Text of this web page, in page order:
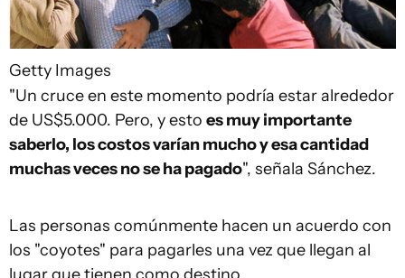
Getty Images
"Un cruce en este momento podría estar alrededor
de US$5.000. Pero, y esto es muy importante
saberlo, los costos varían mucho y esa cantidad
muchas veces no se ha pagado", señala Sánchez.
Las personas comúnmente hacen un acuerdo con
los "coyotes" para pagarles una vez que llegan al